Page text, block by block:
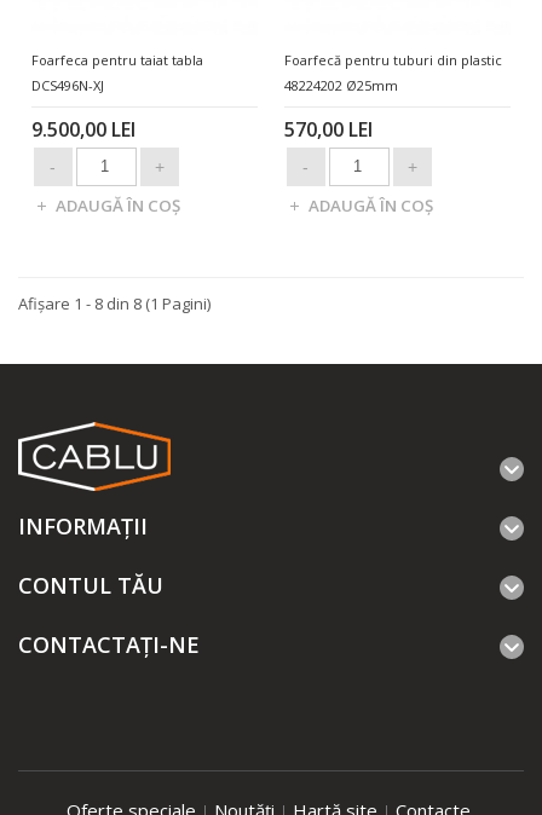
Foarfeca pentru taiat tabla
DCS496N-XJ
9.500,00 LEI
Foarfecă pentru tuburi din plastic
48224202 Ø25mm
570,00 LEI
Afişare 1 - 8 din 8 (1 Pagini)
INFORMAŢII
CONTUL TĂU
CONTACTAȚI-NE
Oferte speciale Noutăți Hartă site Contacte